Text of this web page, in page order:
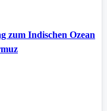
zum Indischen Ozean